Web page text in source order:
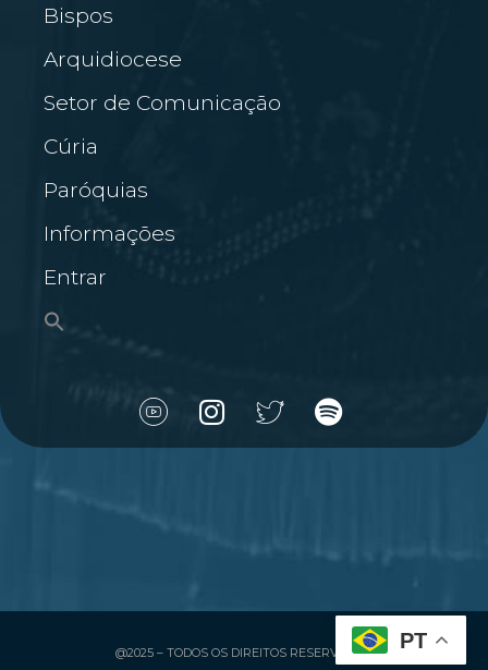
Bispos
Arquidiocese
Setor de Comunicação
Cúria
Paróquias
Informações
Entrar
@2025 – TODOS OS DIREITOS RESERVADOS
PT